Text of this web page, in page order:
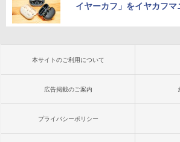
イヤーカフ」をイヤカフマ
本サイトのご利用について
広告掲載のご案内
プライバシーポリシー